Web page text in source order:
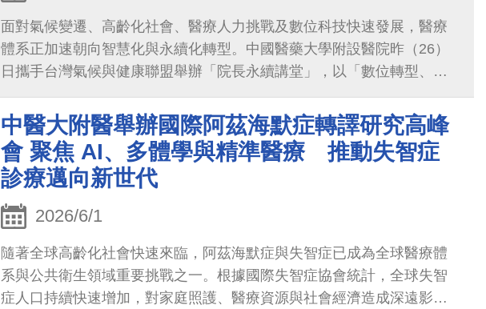
面對氣候變遷、高齡化社會、醫療人力挑戰及數位科技快速發展，醫療
體系正加速朝向智慧化與永續化轉型。中國醫藥大學附設醫院昨（26）
日攜手台灣氣候與健康聯盟舉辦「院長永續講堂」，以「數位轉型、永
表齊聚交流，共同探討臺灣醫療體系因應氣候與健康風險的轉型方向。
中醫大附醫舉辦國際阿茲海默症轉譯研究高峰
會 聚焦 AI、多體學與精準醫療 推動失智症
診療邁向新世代
2026/6/1
隨著全球高齡化社會快速來臨，阿茲海默症與失智症已成為全球醫療體
系與公共衛生領域重要挑戰之一。根據國際失智症協會統計，全球失智
症人口持續快速增加，對家庭照護、醫療資源與社會經濟造成深遠影